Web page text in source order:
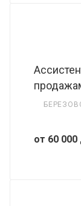
от 60 000